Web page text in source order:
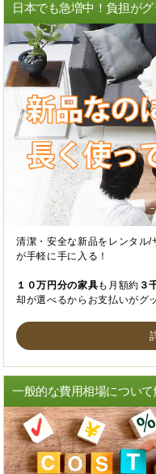
日本でも急増中！負担が
清潔・安全な新品をレンタル
が手軽に手に入る！
１０万円分の家具も月額約 ３
却が選べるからお支払いがグ
一般的な費用相場について